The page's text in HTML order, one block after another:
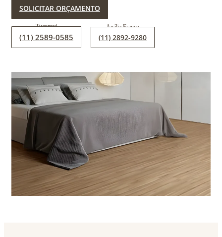
SOLICITAR ORÇAMENTO
(11) 2589-0585 (11) 2892-9280